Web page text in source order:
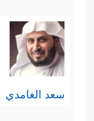
سعد الغامدي